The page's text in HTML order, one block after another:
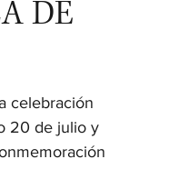
DE
celebración
20 de julio y